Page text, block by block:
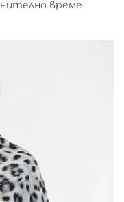
време